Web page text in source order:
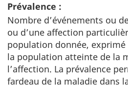
Prévalence :
Nombre d’événements ou
ou d’une affection
population donnée,
la population atteinte de la
l’affection. La prévalence
fardeau de la maladie dans